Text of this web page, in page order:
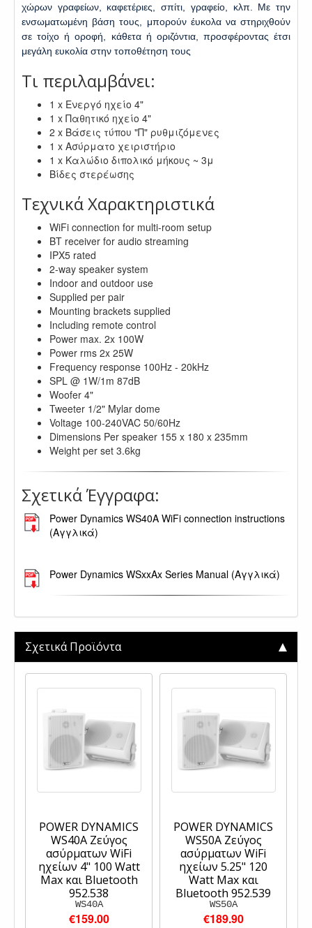
χώρων γραφείων, καφετέριες, σπίτι, γραφείο, κλπ. Με την
ενσωματωμένη βάση τους, μπορούν έυκολα να στηριχθούν
σε τοίχο ή οροφή, κάθετα ή οριζόντια, προσφέροντας έτσι
μεγάλη ευκολία στην τοποθέτηση τους
Τι περιλαμβάνει:
1 x Ενεργό ηχείο 4"
1 x Παθητικό ηχείο 4"
2 x Βάσεις τύπου "Π" ρυθμιζόμενες
1 x Ασύρματο χειριστήριο
1 x Καλώδιο διπολικό μήκους ~ 3μ
Βίδες στερέωσης
Τεχνικά Χαρακτηριστικά
WiFi connection for multi-room setup
BT receiver for audio streaming
IPX5 rated
2-way speaker system
Indoor and outdoor use
Supplied per pair
Mounting brackets supplied
Including remote control
Power max. 2x 100W
Power rms 2x 25W
Frequency response 100Hz - 20kHz
SPL @ 1W/1m 87dB
Woofer 4"
Tweeter 1/2" Mylar dome
Voltage 100-240VAC 50/60Hz
Dimensions Per speaker 155 x 180 x 235mm
Weight per set 3.6kg
Σχετικά Έγγραφα:
Power Dynamics WS40A WiFi connection instructions
(Αγγλικά)
Power Dynamics WSxxAx Series Manual (Αγγλικά)
Σχετικά Προϊόντα
POWER DYNAMICS
WS40A Ζεύγος
ασύρματων WiFi
ηχείων 4" 100 Watt
Max και Bluetooth
952.538
WS40A
€159.00
POWER DYNAMICS
WS50A Ζεύγος
ασύρματων WiFi
ηχείων 5.25" 120
Watt Max και
Bluetooth 952.539
WS50A
€189.90